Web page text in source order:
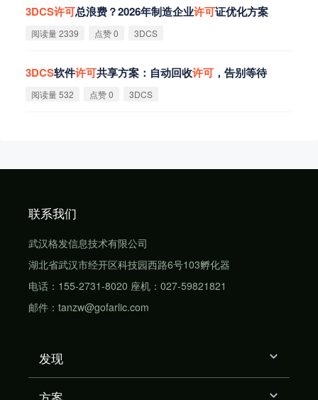
3DCS许可总浪费？2026年制造企业许可证优化方案
阅读量 2339 点赞 0 3DCS
3DCS软件许可共享方案：自动回收许可 ，告别等待
阅读量 532 点赞 0 3DCS
联系我们
武汉格发信息技术有限公司
湖北省武汉市经开区科技园西路6号103孵化器
电话：155-2731-8020 座机：027-59821821
邮件：tanzw@gofarlic.com
发现